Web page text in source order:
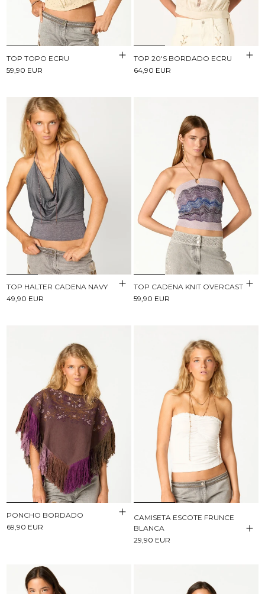
TOP TOPO ECRU
59,90 EUR
TOP 20'S BORDADO ECRU
64,90 EUR
TOP HALTER CADENA NAVY
49,90 EUR
TOP CADENA KNIT OVERCAST
59,90 EUR
PONCHO BORDADO
69,90 EUR
CAMISETA ESCOTE FRUNCE
BLANCA
29,90 EUR